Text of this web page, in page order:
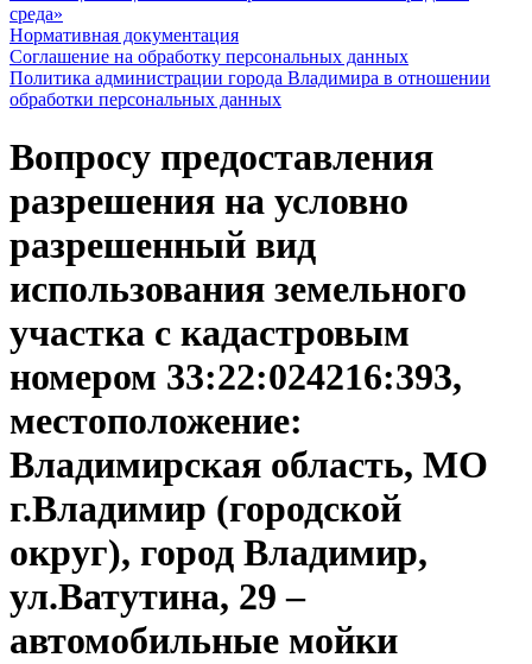
среда»
Нормативная документация
Соглашение на обработку персональных данных
Политика администрации города Владимира в отношении
обработки персональных данных
Вопросу предоставления
разрешения на условно
разрешенный вид
использования земельного
участка с кадастровым
номером 33:22:024216:393,
местоположение:
Владимирская область, МО
г.Владимир (городской
округ), город Владимир,
ул.Ватутина, 29 –
автомобильные мойки